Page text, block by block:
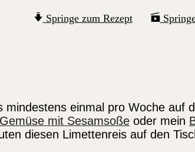
Springe zum Rezept
einmal pro Woche
Gemüse mit Sesamsoße oder mein
diesen Limettenreis auf den